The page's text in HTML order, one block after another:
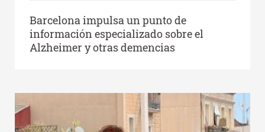
Barcelona impulsa un punto de
información especializado sobre el
Alzheimer y otras demencias